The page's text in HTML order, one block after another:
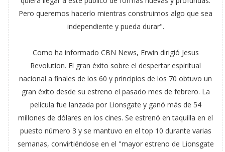
Pero queremos hacerlo mientras construimos algo que sea
independiente y pueda durar".
Como ha informado CBN News, Erwin dirigió Jesus
Revolution. El gran éxito sobre el despertar espiritual
nacional a finales de los 60 y principios de los 70 obtuvo un
gran éxito desde su estreno el pasado mes de febrero. La
película fue lanzada por Lionsgate y ganó más de 54
millones de dólares en los cines. Se estrenó en taquilla en el
puesto número 3 y se mantuvo en el top 10 durante varias
semanas, convirtiéndose en el "mayor estreno de Lionsgate